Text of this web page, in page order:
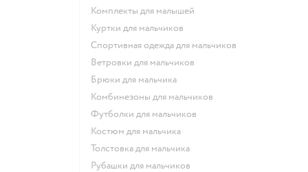
Комплекты для малышей
Куртки для мальчиков
Спортивная одежда для мальчиков
Ветровки для мальчиков
Брюки для мальчика
Комбинезоны для мальчиков
Футболки для мальчиков
Костюм для мальчика
Толстовка для мальчика
Рубашки для мальчиков